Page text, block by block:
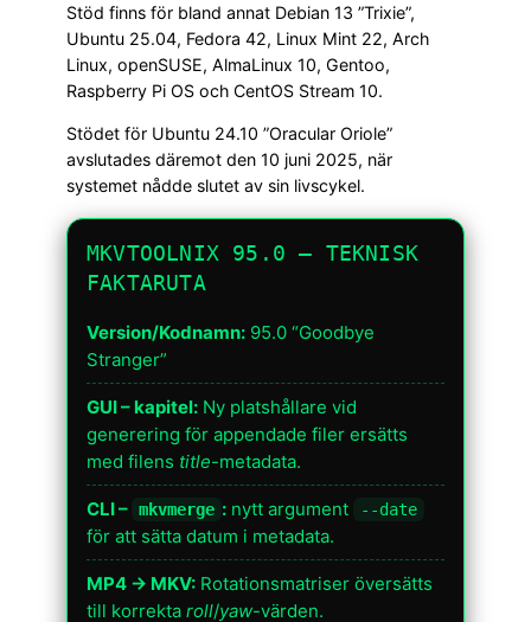
Stöd finns för bland annat Debian 13 ”Trixie”,
Ubuntu 25.04, Fedora 42, Linux Mint 22, Arch
Linux, openSUSE, AlmaLinux 10, Gentoo,
Raspberry Pi OS och CentOS Stream 10.
Stödet för Ubuntu 24.10 ”Oracular Oriole”
avslutades däremot den 10 juni 2025, när
systemet nådde slutet av sin livscykel.
MKVTOOLNIX 95.0 — TEKNISK
FAKTARUTA
Version/Kodnamn: 95.0 “Goodbye
Stranger”
GUI – kapitel: Ny platshållare vid
generering för appendade filer ersätts
med filens title-metadata.
CLI – mkvmerge : nytt argument --date
för att sätta datum i metadata.
MP4 → MKV: Rotationsmatriser översätts
till korrekta roll/yaw-värden.